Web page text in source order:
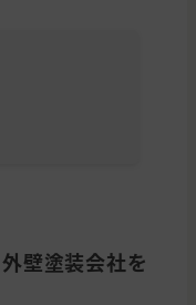
塗装
塗装
壁塗装会社を